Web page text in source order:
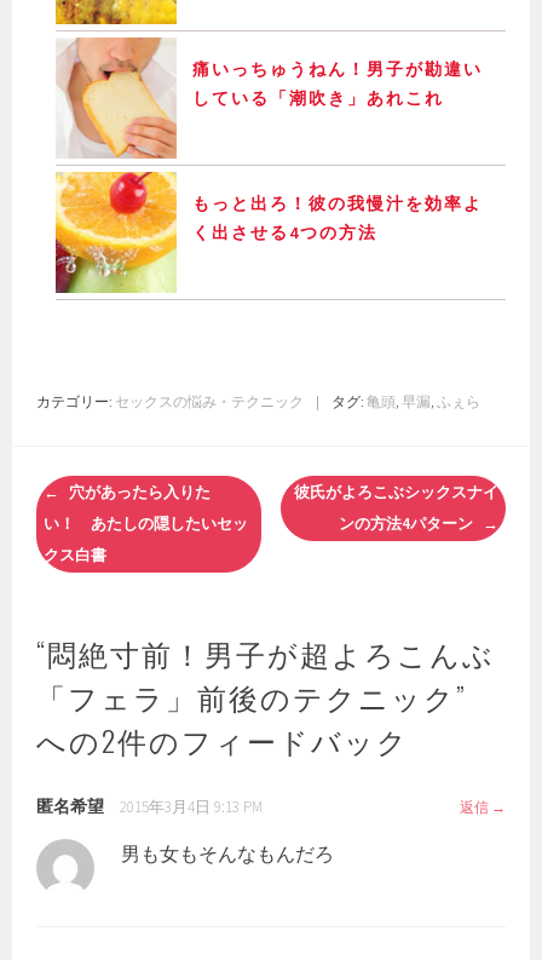
痛いっちゅうねん！男子が勘違い
している「潮吹き」あれこれ
もっと出ろ！彼の我慢汁を効率よ
く出させる4つの方法
カテゴリー: セックスの悩み・テクニック | タグ:亀頭,早漏,ふぇら
投
稿
ナ
ビ
シ
ョ
ン
穴があったら入りた
い！ あたしの隠したいセッ
クス白書
彼氏がよろこぶシックスナイ
ンの方法4パターン
“悶絶寸前！男子が超よろこんぶ
「フェラ」前後のテクニック ”
への2件のフィードバック
匿名希望 2015年3月4日 9:13 PM 返信
男も女もそんなもんだろ